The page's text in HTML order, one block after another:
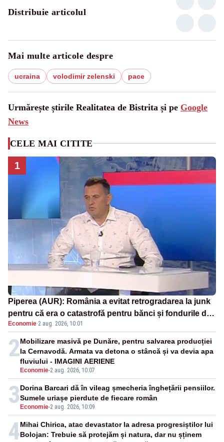
Distribuie articolul
Mai multe articole despre
ucraina volodimir zelenski pace
Urmărește știrile Realitatea de Bistrita și pe Google
News
CELE MAI CITITE
1
Piperea (AUR): România a evitat retrogradarea la junk
pentru că era o catastrofă pentru bănci și fondurile de
pensii
Economie·2 aug. 2026, 10:01
2
Economie-2 aug. 2026, 10:07
Mobilizare masivă pe Dunăre, pentru salvarea producției
la Cernavodă. Armata va detona o stâncă și va devia apa
fluviului - IMAGINI AERIENE
3 Economie-2 aug. 2026, 10:09
Dorina Barcari dă în vileag șmecheria înghețării pensiilor.
Sumele uriașe pierdute de fiecare român
4Mihai Chirica, atac devastator la adresa progresiștilor lui
Bolojan: Trebuie să protejăm și natura, dar nu șținem